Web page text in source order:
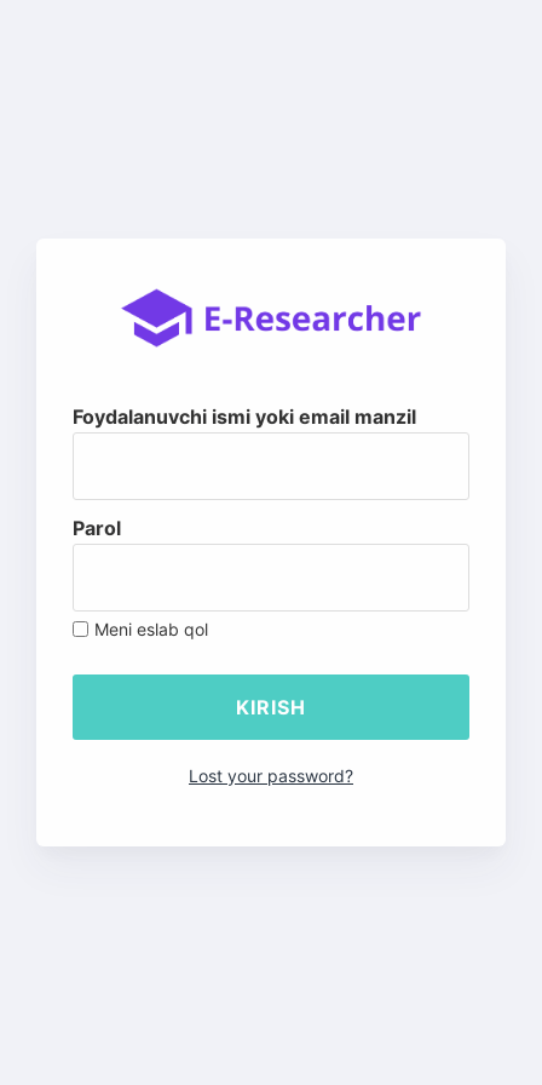
Foydalanuvchi ismi yoki email manzil
Parol
Meni eslab qol
Lost your password?